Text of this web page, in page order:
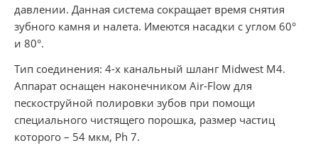
давлении. Данная система сокращает время снятия
зубного камня и налета. Имеются насадки с углом 60°
и 80°.
Тип соединения: 4-х канальный шланг Midwest M4.
Аппарат оснащен наконечником Air-Flow для
пескоструйной полировки зубов при помощи
специального чистящего порошка, размер частиц
которого – 54 мкм, Ph 7.